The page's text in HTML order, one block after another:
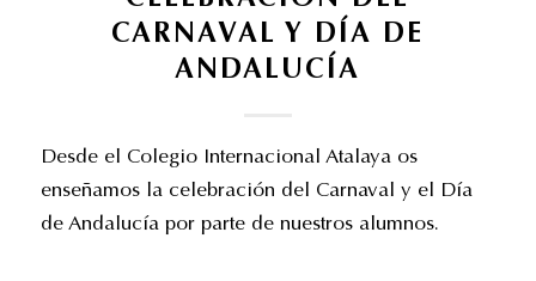
CARNAVAL Y DÍA DE
ANDALUCÍA
Desde el Colegio Internacional Atalaya os
enseñamos la celebración del Carnaval y el Día
de Andalucía por parte de nuestros alumnos.